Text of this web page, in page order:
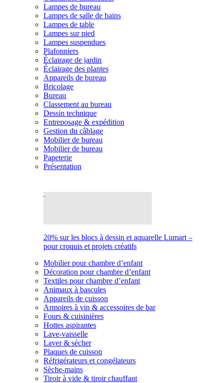
Lampes de bureau
Lampes de salle de bains
Lampes de table
Lampes sur pied
Lampes suspendues
Plafonniers
Éclairage de jardin
Éclairage des plantes
Appareils de bureau
Bricolage
Bureau
Classement au bureau
Dessin technique
Entreposage & expédition
Gestion du câblage
Mobilier de bureau
Mobilier de bureau
Papeterie
Présentation
20% sur les blocs à dessin et aquarelle Lumart –
pour croquis et projets créatifs
Mobilier pour chambre d’enfant
Décoration pour chambre d’enfant
Textiles pour chambre d’enfant
Animaux à bascules
Appareils de cuisson
Armoires à vin & accessoires de bar
Fours & cuisinières
Hottes aspirantes
Lave-vaisselle
Laver & sécher
Plaques de cuisson
Réfrigérateurs et congélateurs
Sèche-mains
Tiroir à vide & tiroir chauffant